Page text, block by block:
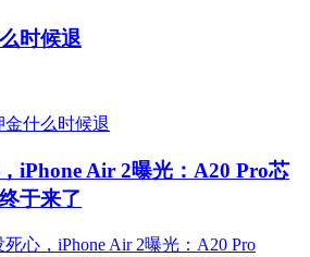
时候退
iPhone Air 2曝光：A20 Pro芯
于来了